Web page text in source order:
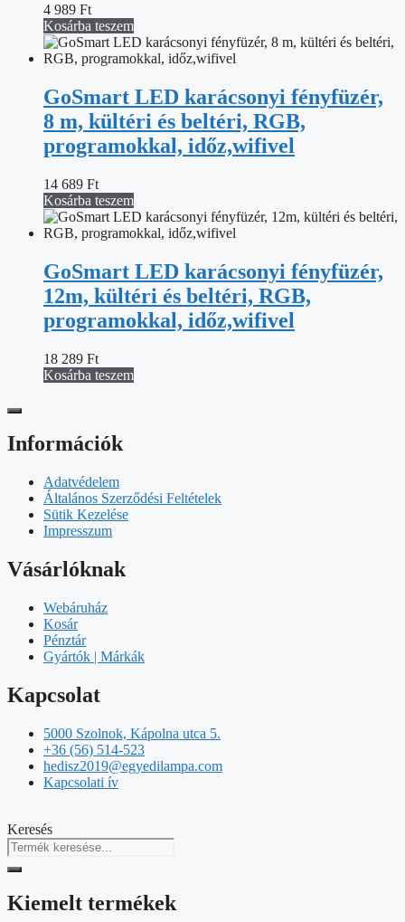
4 989 Ft
Kosárba teszem
GoSmart LED karácsonyi fényfüzér,
8 m, kültéri és beltéri, RGB,
programokkal, időz,wifivel
14 689 Ft
Kosárba teszem
GoSmart LED karácsonyi fényfüzér,
12m, kültéri és beltéri, RGB,
programokkal, időz,wifivel
18 289 Ft
Kosárba teszem
Információk
Adatvédelem
Általános Szerződési Feltételek
Sütik Kezelése
Impresszum
Vásárlóknak
Webáruház
Kosár
Pénztár
Gyártók | Márkák
Kapcsolat
5000 Szolnok, Kápolna utca 5.
+36 (56) 514-523
hedisz2019@egyedilampa.com
Kapcsolati ív
Keresés
Kiemelt termékek